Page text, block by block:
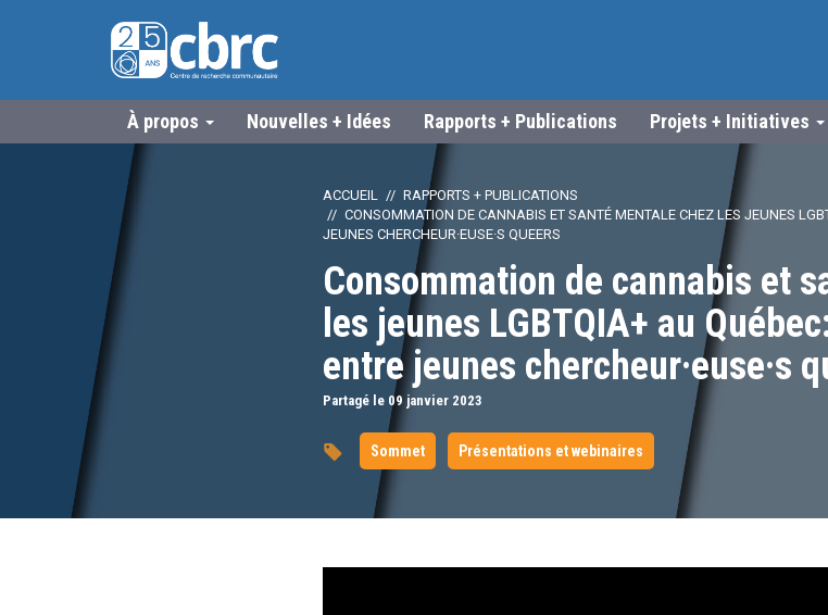
À propos Nouvelles + Idées Rapports + Publications Projets + Initiatives
ACCUEIL
RAPPORTS + PUBLICATIONS
CONSOMMATION DE CANNABIS ET SANTÉ MENTALE CHEZ LES JEUNES
JEUNES CHERCHEUR·EUSE·S QUEERS
Consommation de cannabis et
les jeunes LGBTQIA+ au
entre jeunes chercheur·euse·s
Partagé le 09 janvier 2023
Sommet Présentations et webinaires